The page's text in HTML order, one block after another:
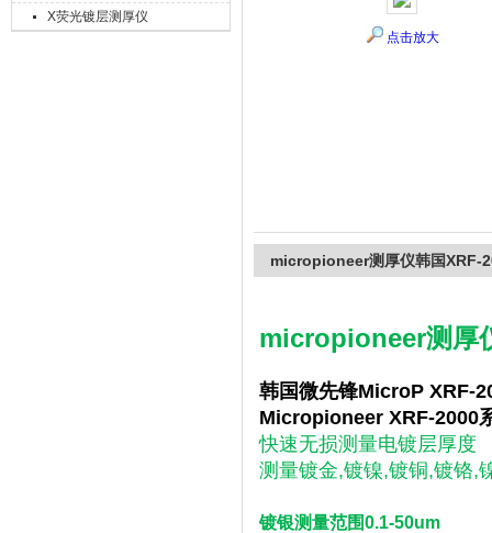
X荧光镀层测厚仪
点击放大
micropioneer测厚仪韩国XRF-
micropioneer测厚
韩国微先锋MicroP XRF-
Micropioneer XRF-2000
快速无损测量电镀层厚度
测量镀金,镀镍,镀铜,镀铬,
镀银测量范围0.1-50um